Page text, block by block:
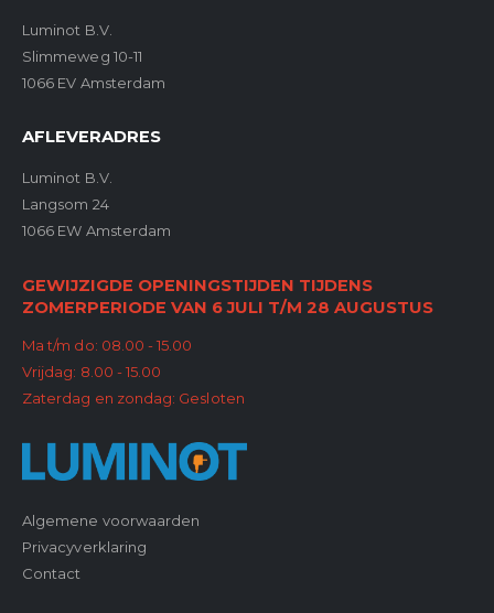
Luminot B.V.
Slimmeweg 10-11
1066 EV Amsterdam
AFLEVERADRES
Luminot B.V.
Langsom 24
1066 EW Amsterdam
GEWIJZIGDE OPENINGSTIJDEN TIJDENS
ZOMERPERIODE VAN 6 JULI T/M 28 AUGUSTUS
Ma t/m do: 08.00 - 15.00
Vrijdag: 8.00 - 15.00
Zaterdag en zondag: Gesloten
Algemene voorwaarden
Privacyverklaring
Contact